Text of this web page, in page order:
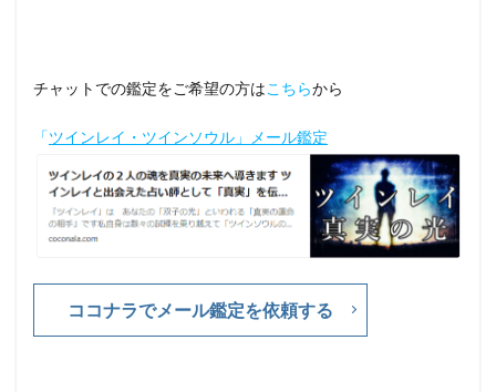
チャットでの鑑定をご希望の方はこちらから
「ツインレイ・ツインソウル」メール鑑定
ココナラでメール鑑定を依頼する